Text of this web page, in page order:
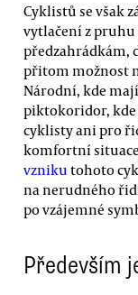
Cyklistů se však
vytlačení z
předzahrádkám,
přitom možnost
Národní, kde
piktokoridor, kde
cyklisty ani pro
komfortní
vzniku tohoto
na nerudného
po vzájemné
Především